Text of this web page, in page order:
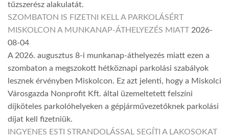
tűzszerész alakulatát.
SZOMBATON IS FIZETNI KELL A PARKOLÁSÉRT
MISKOLCON A MUNKANAP-ÁTHELYEZÉS MIATT 2026-
08-04
A 2026. augusztus 8-i munkanap-áthelyezés miatt ezen a
szombaton a megszokott hétköznapi parkolási szabályok
lesznek érvényben Miskolcon. Ez azt jelenti, hogy a Miskolci
Városgazda Nonprofit Kft. által üzemeltetett felszíni
díjköteles parkolóhelyeken a gépjárművezetőknek parkolási
díjat kell fizetniük.
INGYENES ESTI STRANDOLÁSSAL SEGÍTI A LAKOSOKAT